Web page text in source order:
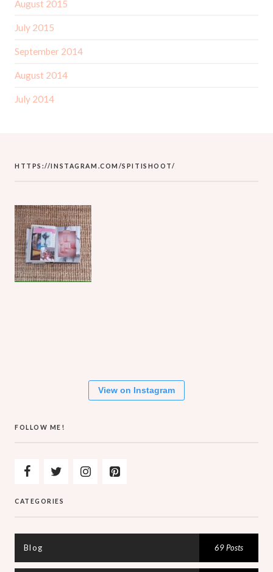
August 2015
July 2015
September 2014
August 2014
July 2014
HTTPS://INSTAGRAM.COM/SPITISHOOT/
View on Instagram
FOLLOW ME!
CATEGORIES
Blog 69 Posts